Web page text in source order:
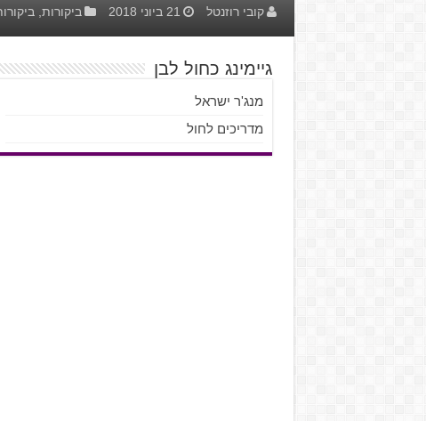
קובי רוזנטל 21 ביוני 2018 ביקורות
גיימינג כחול לבן
מנג'ר ישראל
מדריכים לחול